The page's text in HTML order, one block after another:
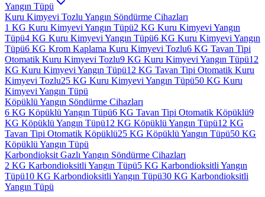
Yangın Tüpü
Kuru Kimyevi Tozlu Yangın Söndürme Cihazları
1 KG Kuru Kimyevi Yangın Tüpü2 KG Kuru Kimyevi Yangın
Tüpü4 KG Kuru Kimyevi Yangın Tüpü6 KG Kuru Kimyevi Yangın
Tüpü6 KG Krom Kaplama Kuru Kimyevi Tozlu6 KG Tavan Tipi
Otomatik Kuru Kimyevi Tozlu9 KG Kuru Kimyevi Yangın Tüpü12
KG Kuru Kimyevi Yangın Tüpü12 KG Tavan Tipi Otomatik Kuru
Kimyevi Tozlu25 KG Kuru Kimyevi Yangın Tüpü50 KG Kuru
Kimyevi Yangın Tüpü
Köpüklü Yangın Söndürme Cihazları
6 KG Köpüklü Yangın Tüpü6 KG Tavan Tipi Otomatik Köpüklü9
KG Köpüklü Yangın Tüpü12 KG Köpüklü Yangın Tüpü12 KG
Tavan Tipi Otomatik Köpüklü25 KG Köpüklü Yangın Tüpü50 KG
Köpüklü Yangın Tüpü
Karbondioksit Gazlı Yangın Söndürme Cihazları
2 KG Karbondioksitli Yangın Tüpü5 KG Karbondioksitli Yangın
Tüpü10 KG Karbondioksitli Yangın Tüpü30 KG Karbondioksitli
Yangın Tüpü